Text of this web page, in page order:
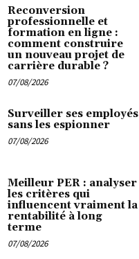
Reconversion
professionnelle et
formation en ligne :
comment construire
un nouveau projet de
carrière durable ?
07/08/2026
Surveiller ses employés
sans les espionner
07/08/2026
Meilleur PER : analyser
les critères qui
influencent vraiment la
rentabilité à long
terme
07/08/2026